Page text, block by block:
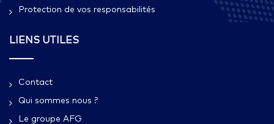
Protection de vos responsabilités
LIENS UTILES
Contact
Qui sommes nous ?​
Le groupe AFG